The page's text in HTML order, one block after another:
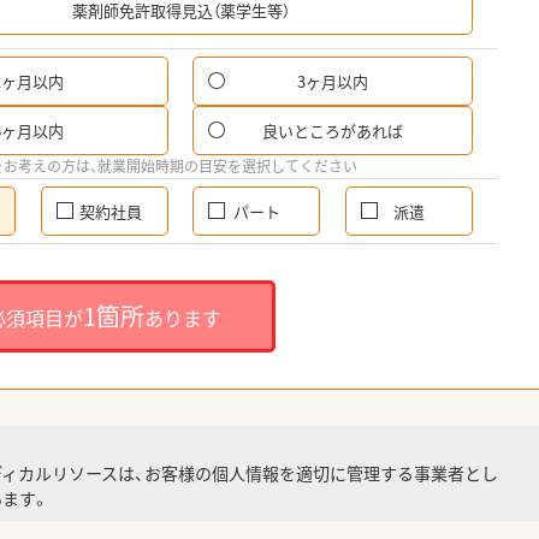
薬剤師免許取得見込（薬学生等）
月以内 3ヶ月以内
月以内 良いところがあれば
考えの方は、就業開始時期の目安を選択してください
契約社員 パート 派遣
項目が1箇所あります
カルリソースは、お客様の個人情報を適切に管理する事業者とし
す。